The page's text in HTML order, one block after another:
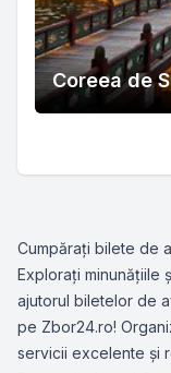
Coreea de
Cumpărați bilete de
Explorați minunățiile
ajutorul biletelor de
pe Zbor24.ro!
servicii excelente și